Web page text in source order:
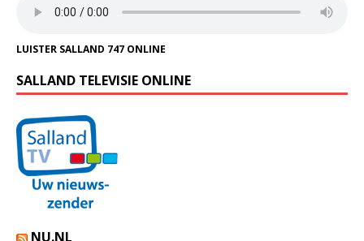
LUISTER SALLAND 747 ONLINE
SALLAND TELEVISIE ONLINE
NU.NL